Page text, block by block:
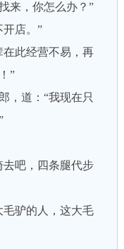
来，你怎么办？”
店。”
此经营不易，再
”
道：“我现在只
吧，四条腿代步
驴的人，这大毛